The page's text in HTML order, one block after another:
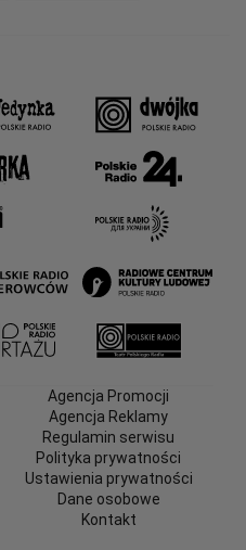
Agencja Promocji
Agencja Reklamy
Regulamin serwisu
Polityka prywatności
Ustawienia prywatności
Dane osobowe
Kontakt